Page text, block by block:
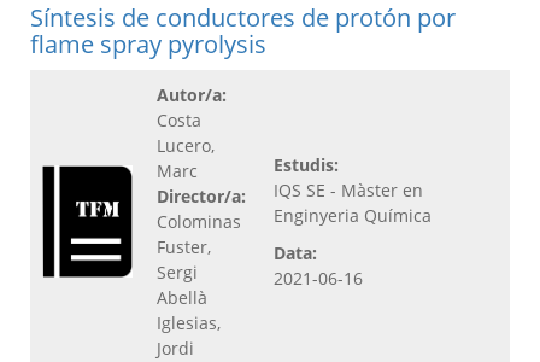
Síntesis de conductores de protón por
flame spray pyrolysis
Autor/a:
Costa
Lucero,
Marc
Director/a:
Colominas
Fuster,
Sergi
Abellà
Iglesias,
Jordi
Estudis:
IQS SE - Màster en
Enginyeria Química
Data:
2021-06-16